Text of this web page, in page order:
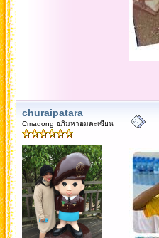
churaipatara
Cmadong อภิมหาอมตะเซียน